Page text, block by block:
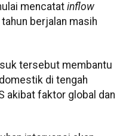
mencatat inflow
berjalan masih
tersebut membantu
di tengah
akibat faktor global dan